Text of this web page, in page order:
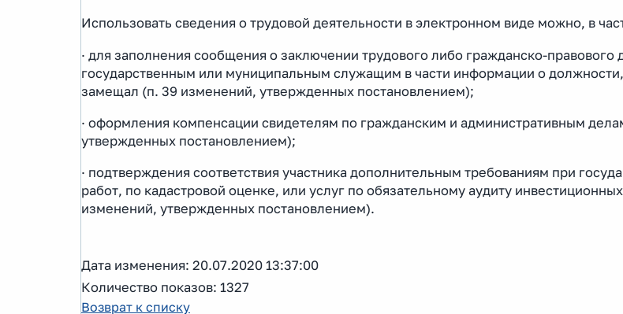
Использовать сведения о трудовой деятельности в электронном виде можно, в
· для заполнения сообщения о заключении трудового либо гражданско-правового
государственным или муниципальным служащим в части информации о
замещал (п. 39 изменений, утвержденных постановлением);
· оформления компенсации свидетелям по гражданским и административным
утвержденных постановлением);
· подтверждения соответствия участника дополнительным требованиям при
работ, по кадастровой оценке, или услуг по обязательному аудиту
изменений, утвержденных постановлением).
Дата изменения: 20.07.2020 13:37:00
Количество показов: 1327
Возврат к списку